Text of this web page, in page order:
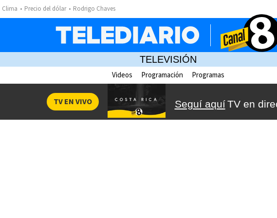
Clima Precio del dólar Rodrigo Chaves
TELEVISIÓN
Videos Programación Programas
Seguí aquíTV en
TV EN VIVO